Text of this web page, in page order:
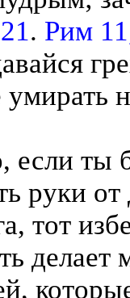
. Рим
умирать
ты
руки
тот
делает